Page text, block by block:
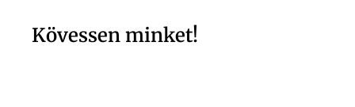
Kövessen minket!